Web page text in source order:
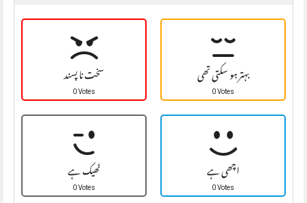
سخت نا پسند
0 Votes بہتر ہو سکتی تھی
0 Votes
ٹھیک ہے
0 Votes اچھی ہے
0 Votes